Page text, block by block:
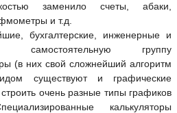
заменило счеты, абаки,
и т.д.
бухгалтерские, инженерные и
самостоятельную группу
(в них свой сложнейший алгоритм
существуют и графические
очень разные типы графиков
калькуляторы